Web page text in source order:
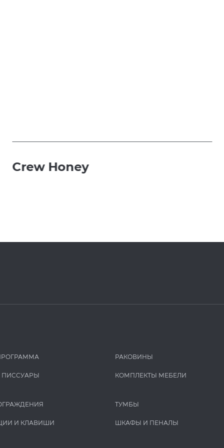
Crew Honey
И КЛАВИШИ
РАКОВИНЫ
КОМПЛЕКТЫ МЕБЕЛИ
ТУМБЫ
ШКАФЫ И ПЕНАЛЫ